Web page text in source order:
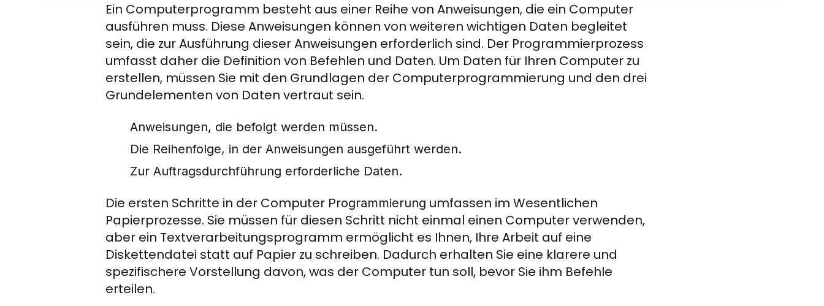
Ein Computerprogramm besteht aus einer Reihe von Anweisungen, die ein Computer
ausführen muss. Diese Anweisungen können von weiteren wichtigen Daten begleitet
sein, die zur Ausführung dieser Anweisungen erforderlich sind. Der Programmierprozess
umfasst daher die Definition von Befehlen und Daten. Um Daten für Ihren Computer zu
erstellen, müssen Sie mit den Grundlagen der Computerprogrammierung und den drei
Grundelementen von Daten vertraut sein.
Anweisungen, die befolgt werden müssen.
Die Reihenfolge, in der Anweisungen ausgeführt werden.
Zur Auftragsdurchführung erforderliche Daten.
Die ersten Schritte in der Computer Programmierung umfassen im Wesentlichen
Papierprozesse. Sie müssen für diesen Schritt nicht einmal einen Computer verwenden,
aber ein Textverarbeitungsprogramm ermöglicht es Ihnen, Ihre Arbeit auf eine
Diskettendatei statt auf Papier zu schreiben. Dadurch erhalten Sie eine klarere und
spezifischere Vorstellung davon, was der Computer tun soll, bevor Sie ihm Befehle
erteilen.